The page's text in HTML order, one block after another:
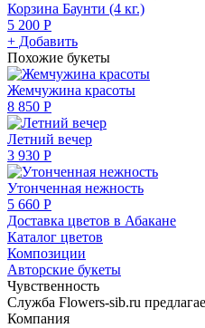
Корзина Баунти (4 кг.)
5 200 Р
+ Добавить
Похожие букеты
Жемчужина красоты
8 850 Р
Летний вечер
3 930 Р
Утонченная нежность
5 660 Р
Доставка цветов в Абакане
Каталог цветов
Композиции
Авторские букеты
Чувственность
Служба Flowers-sib.ru
Компания